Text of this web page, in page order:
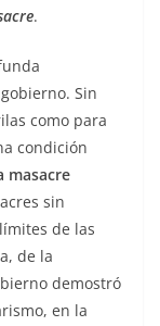
.
Sin
como para
condición
masacre
sin
de las
de la
demostró
en la